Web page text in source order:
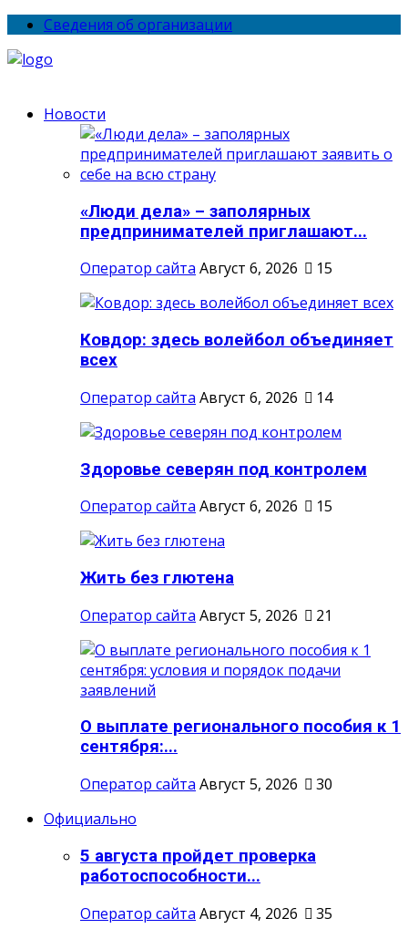
Сведения об организации
Новости
«Люди дела» – заполярных
предпринимателей приглашают...
Оператор сайта Август 6, 2026 15
Ковдор: здесь волейбол объединяет
всех
Оператор сайта Август 6, 2026 14
Здоровье северян под контролем
Оператор сайта Август 6, 2026 15
Жить без глютена
Оператор сайта Август 5, 2026 21
О выплате регионального пособия к 1
сентября:...
Оператор сайта Август 5, 2026
30
Официально
5 августа пройдет проверка
работоспособности...
Оператор сайта Август 4, 2026
35